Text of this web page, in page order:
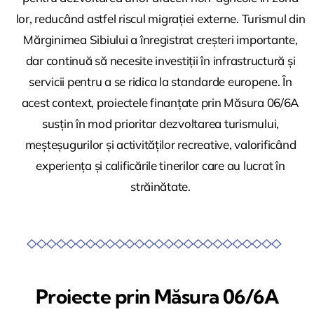
lor, reducând astfel riscul migrației externe. Turismul din
Mărginimea Sibiului a înregistrat creșteri importante,
dar continuă să necesite investiții în infrastructură și
servicii pentru a se ridica la standarde europene. În
acest context, proiectele finanțate prin Măsura 06/6A
susțin în mod prioritar dezvoltarea turismului,
meșteșugurilor și activităților recreative, valorificând
experiența și calificările tinerilor care au lucrat în
străinătate.
Proiecte prin Măsura 06/6A